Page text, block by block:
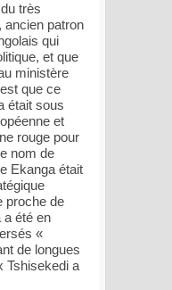
très
ancien patron
qui
et que
ministère
que ce
était sous
et
rouge pour
nom de
Ekanga était
proche de
a été en
«
de longues
Tshisekedi a